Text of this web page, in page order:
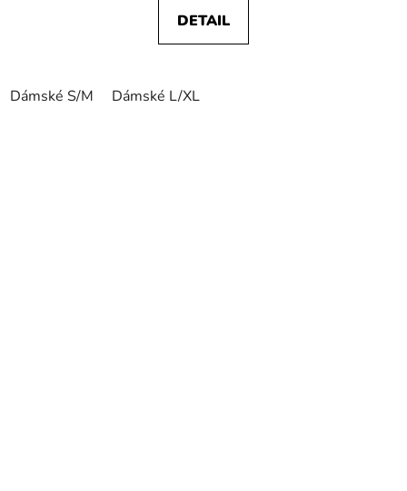
DETAIL
Dámské S/M Dámské L/XL